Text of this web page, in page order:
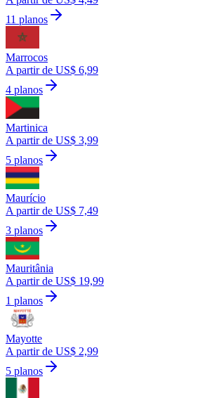
11 planos
Marrocos
A partir de US$ 6,99
4 planos
Martinica
A partir de US$ 3,99
5 planos
Maurício
A partir de US$ 7,49
3 planos
Mauritânia
A partir de US$ 19,99
1 planos
Mayotte
A partir de US$ 2,99
5 planos